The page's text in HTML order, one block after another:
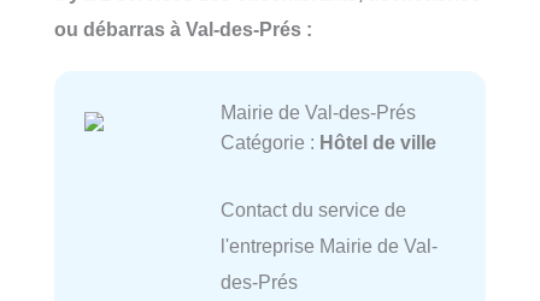
ou débarras à Val-des-Prés :
Mairie de Val-des-Prés
Catégorie : Hôtel de ville
Contact du service de
l'entreprise Mairie de Val-
des-Prés